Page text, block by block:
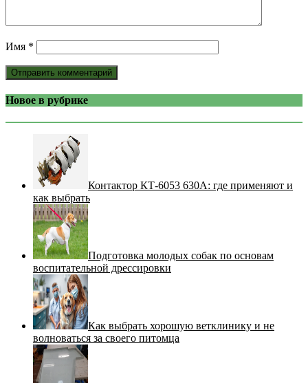
Имя *
Новое в рубрике
Контактор КТ-6053 630А: где применяют и
как выбрать
Подготовка молодых собак по основам
воспитательной дрессировки
Как выбрать хорошую ветклинику и не
волноваться за своего питомца